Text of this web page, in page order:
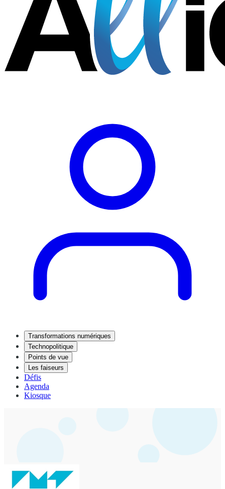
Transformations numériques
Technopolitique
Points de vue
Les faiseurs
Défis
Agenda
Kiosque